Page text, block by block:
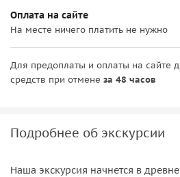
Оплата на сайте
На месте ничего платить не нужно
Для предоплаты и оплаты на сайте
средств при отмене за 48 часов
Подробнее об экскурсии
Наша экскурсия начнется в